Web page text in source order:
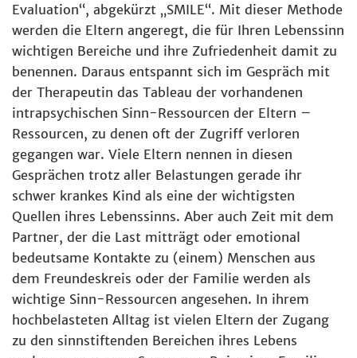
Evaluation“, abgekürzt „SMILE“. Mit dieser Methode
werden die Eltern angeregt, die für Ihren Lebenssinn
wichtigen Bereiche und ihre Zufriedenheit damit zu
benennen. Daraus entspannt sich im Gespräch mit
der Therapeutin das Tableau der vorhandenen
intrapsychischen Sinn-Ressourcen der Eltern –
Ressourcen, zu denen oft der Zugriff verloren
gegangen war. Viele Eltern nennen in diesen
Gesprächen trotz aller Belastungen gerade ihr
schwer krankes Kind als eine der wichtigsten
Quellen ihres Lebenssinns. Aber auch Zeit mit dem
Partner, der die Last mitträgt oder emotional
bedeutsame Kontakte zu (einem) Menschen aus
dem Freundeskreis oder der Familie werden als
wichtige Sinn-Ressourcen angesehen. In ihrem
hochbelasteten Alltag ist vielen Eltern der Zugang
zu den sinnstiftenden Bereichen ihres Lebens